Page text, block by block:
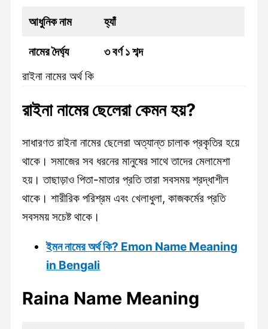
আধুনিক নাম হ্যাঁ
নামের দৈর্ঘ্য
৩ বর্ণ ১ শব্দ
রাইনা নামের অর্থ কি
রাইনা নামের ছেলেরা কেমন হয়?
সাধারণত রাইনা নামের ছেলেরা অত্যান্ত চালাক প্রকৃতির হয়ে
থাকে। সমাজের সব ধরনের মানুষের সাথে তাদের মেলামেশা
হয়। তাছাড়াও পিতা-মাতার প্রতি তারা সবসময় শ্রদ্ধাশীল
থাকে। শারীরিক পরিশ্রম এবং খেলাধুলা, কাজকর্মের প্রতি
সবসময় সচেষ্ট থাকে।
ইমন নামের অর্থ কি? Emon Name Meaning
in Bengali
Raina Name Meaning